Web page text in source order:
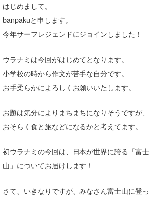
はじめまして。
banpakuと申します。
今年サーフレジェンドにジョインしました！
ウラナミは今回がはじめてとなります。
小学校の時から作文が苦手な自分です。
お手柔らかによろしくお願いいたします。
お題は気分によりまちまちになりそうですが、
おそらく食と旅などになるかと考えてます。
初ウラナミの今回は、日本が世界に誇る「富士
山」についてお届けします！
さて、いきなりですが、みなさん富士山に登っ
Core Surf Japan
Naoya Kimoto
Yasunari Inoue
Yoshiyuki Obata
arukasvision
DELTA FORCE SURF
CBA Films
メディア
Colors MAGAZINE
WAVAL
福島寿実子
中浦“JET”章
嵯峨明日香
進士剛光
田原啓江
NOBUFUKU
波伝説スタッフ
☆加藤
+☆maki☆+
Aichan
chan-U
G◎Da
波伝説